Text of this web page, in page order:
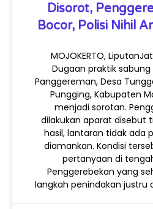
Disorot,
Bocor, Polisi Nihil
MOJOKERTO,
Dugaan praktik
Panggereman, Desa
Pungging, Kabupaten
menjadi sorotan.
dilakukan aparat disebut
hasil, lantaran tidak ada
diamankan. Kondisi
pertanyaan di
Penggerebekan yang
langkah penindakan justru